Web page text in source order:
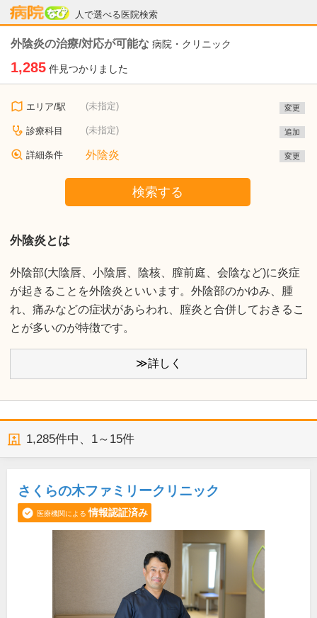
人で選べる医院検索
病院なび
外陰炎の治療/対応が可能な 病院・クリニック
1,285 件見つかりました
エリア/駅 (未指定) 変更
診療科目 (未指定) 追加
詳細条件 外陰炎 変更
検索する
外陰炎とは
外陰部(大陰唇、小陰唇、陰核、膣前庭、会陰など)に炎症
が起きることを外陰炎といいます。外陰部のかゆみ、腫
れ、痛みなどの症状があらわれ、腟炎と合併しておきるこ
とが多いのが特徴です。
≫詳しく
1,285件中、 1～15件
さくらの木ファミリークリニック
医療機関による 情報認証済み